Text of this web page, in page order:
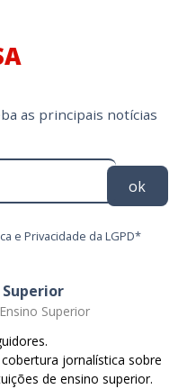
as principais notícias
ok
e Privacidade da LGPD*
Superior
Superior
jornalística sobre
de ensino superior.